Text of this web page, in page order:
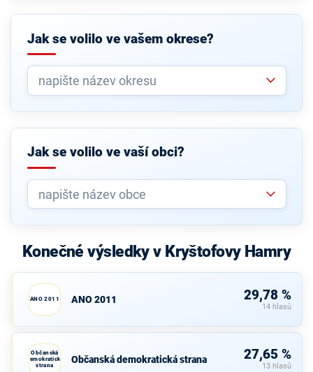
Jak se volilo ve vašem okrese?
Jak se volilo ve vaší obci?
Konečné výsledky v Kryštofovy Hamry
ANO 2011 ANO 2011 29,78 %
14 hlasů
Občanská
demokratická
strana
Občanská demokratická strana 27,65 %
13 hlasů